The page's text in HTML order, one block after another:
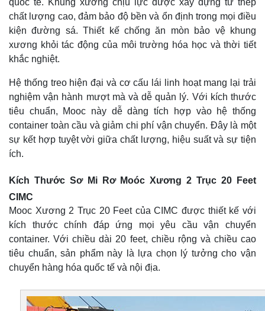
quốc tế. Khung xương chịu lực được xây dựng từ thép
chất lượng cao, đảm bảo độ bền và ổn định trong mọi điều
kiện đường sá. Thiết kế chống ăn mòn bảo vệ khung
xương khỏi tác động của môi trường hóa học và thời tiết
khắc nghiệt.
Hệ thống treo hiện đại và cơ cấu lái linh hoạt mang lại trải
nghiệm vận hành mượt mà và dễ quản lý. Với kích thước
tiêu chuẩn, Mooc này dễ dàng tích hợp vào hệ thống
container toàn cầu và giảm chi phí vận chuyển. Đây là một
sự kết hợp tuyệt vời giữa chất lượng, hiệu suất và sự tiện
ích.
Kích Thước Sơ Mi Rơ Moóc Xương 2 Trục 20 Feet
CIMC
Mooc Xương 2 Trục 20 Feet của CIMC được thiết kế với
kích thước chính đáp ứng mọi yêu cầu vận chuyển
container. Với chiều dài 20 feet, chiều rộng và chiều cao
tiêu chuẩn, sản phẩm này là lựa chọn lý tưởng cho vận
chuyển hàng hóa quốc tế và nội địa.